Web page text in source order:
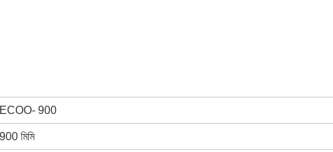
ECOO- 900
900 মিমি